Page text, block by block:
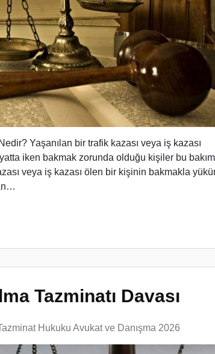
Yaşanılan bir trafik kazası veya iş kazası
iken bakmak zorunda olduğu kişiler bu
veya iş kazası ölen bir kişinin bakmakla
Tazminatı Davası
Hukuku Avukat ve Danışma 2026